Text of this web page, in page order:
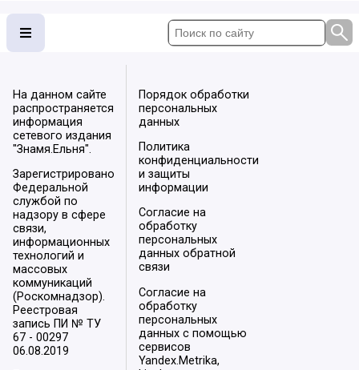
На данном сайте
распространяется
информация
сетевого издания
"Знамя.Ельня".
Зарегистрировано
Федеральной
службой по
надзору в сфере
связи,
информационных
технологий и
массовых
коммуникаций
(Роскомнадзор).
Реестровая
запись ПИ № ТУ
67 - 00297
06.08.2019
Порядок обработки
персональных
данных
Политика
конфиденциальности
и защиты
информации
Согласие на
обработку
персональных
данных обратной
связи
Согласие на
обработку
персональных
данных с помощью
сервисов
Yandex.Metrika,